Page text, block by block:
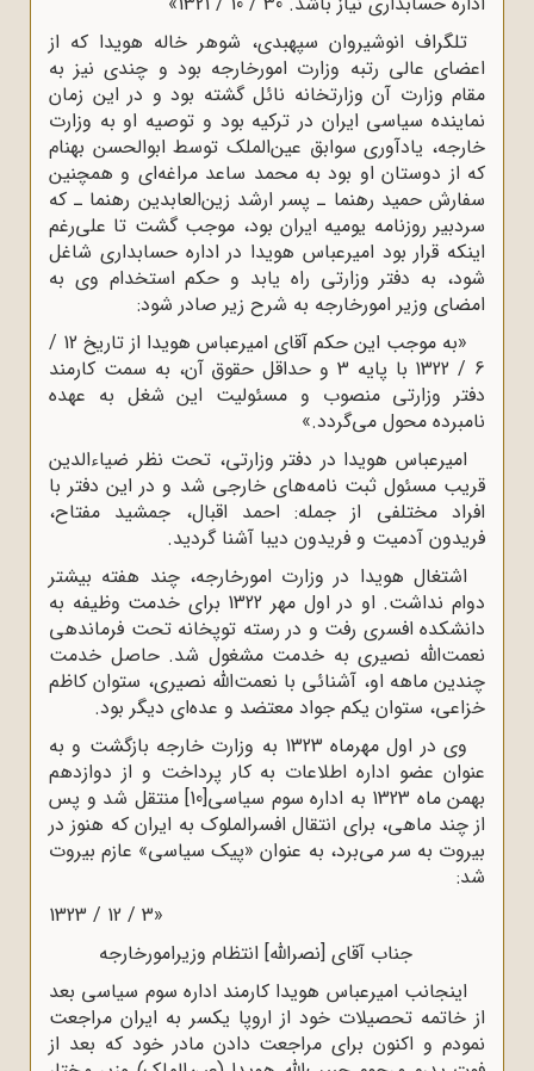
تلگراف انوشیروان سپهبدى، شوهر خاله هویدا که از
اعضاى عالى رتبه وزارت امورخارجه بود و چندى نیز به
مقام وزارت آن وزارتخانه نائل گشته بود و در این زمان
نماینده سیاسى ایران در ترکیه بود و توصیه او به وزارت
خارجه، یادآورى سوابق عین‌الملک توسط ابوالحسن بهنام
که از دوستان او بود به محمد ساعد مراغه‌اى و همچنین
سفارش حمید رهنما ـ پسر ارشد زین‌العابدین رهنما ـ که
سردبیر روزنامه یومیه ایران بود، موجب گشت تا على‌رغم
اینکه قرار بود امیرعباس هویدا در اداره حسابدارى شاغل
شود، به دفتر وزارتى راه یابد و حکم استخدام وى به
امضاى وزیر امورخارجه به شرح زیر صادر شود:
«به موجب این حکم آقاى امیرعباس هویدا از تاریخ 12 /
6 / 1322 با پایه 3 و حداقل حقوق آن، به سمت کارمند
دفتر وزارتى منصوب و مسئولیت این شغل به عهده
نامبرده محول مى‌گردد.»
امیرعباس هویدا در دفتر وزارتى، تحت نظر ضیاءالدین
قریب مسئول ثبت نامه‌هاى خارجى شد و در این دفتر با
افراد مختلفى از جمله: احمد اقبال، جمشید مفتاح،
فریدون آدمیت و فریدون دیبا آشنا گردید.
اشتغال هویدا در وزارت امورخارجه، چند هفته بیشتر
دوام نداشت. او در اول مهر 1322 براى خدمت وظیفه به
دانشکده افسرى رفت و در رسته توپخانه تحت فرماندهى
نعمت‌الله نصیرى به خدمت مشغول شد. حاصل خدمت
چندین ماهه او، آشنائى با نعمت‌الله نصیرى، ستوان کاظم
خزاعى، ستوان یکم جواد معتضد و عده‌اى دیگر بود.
وى در اول مهرماه 1323 به وزارت خارجه بازگشت و به
عنوان عضو اداره اطلاعات به کار پرداخت و از دوازدهم
بهمن ماه 1323 به اداره سوم سیاسى
[10]
منتقل شد و پس
از چند ماهى، براى انتقال افسرالملوک به ایران که هنوز در
بیروت به سر مى‌برد، به عنوان «پیک سیاسى» عازم بیروت
شد:
«3 / 12 / 1323
جناب آقاى [نصرالله] انتظام وزیرامورخارجه
اینجانب امیرعباس هویدا کارمند اداره سوم سیاسى بعد
از خاتمه تحصیلات خود از اروپا یکسر به ایران مراجعت
نمودم و اکنون براى مراجعت دادن مادر خود که بعد از